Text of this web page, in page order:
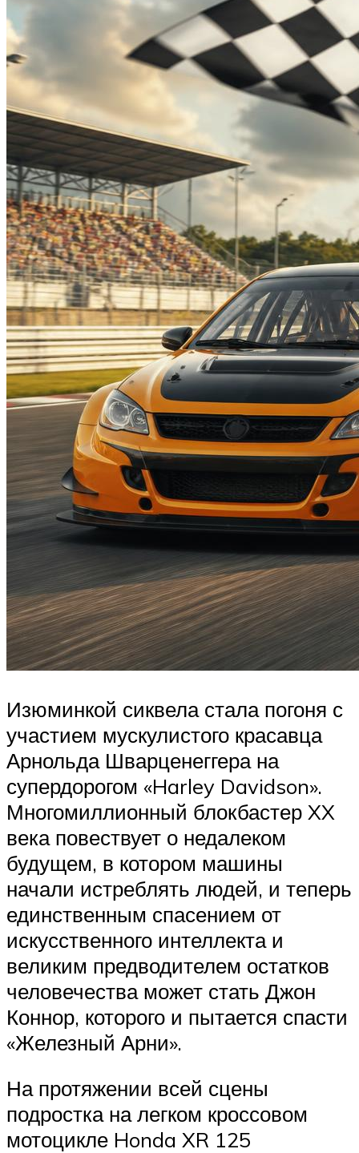
Изюминкой сиквела стала погоня с
участием мускулистого красавца
Арнольда Шварценеггера на
супердорогом «Harley Davidson».
Многомиллионный блокбастер XX
века повествует о недалеком
будущем, в котором машины
начали истреблять людей, и теперь
единственным спасением от
искусственного интеллекта и
великим предводителем остатков
человечества может стать Джон
Коннор, которого и пытается спасти
«Железный Арни».
На протяжении всей сцены
подростка на легком кроссовом
мотоцикле Honda XR 125